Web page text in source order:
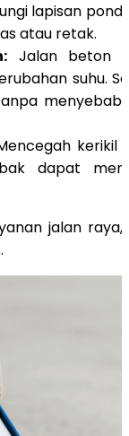
lapisan
atau retak.
Jalan beton
suhu.
kerikil
dapat
jalan